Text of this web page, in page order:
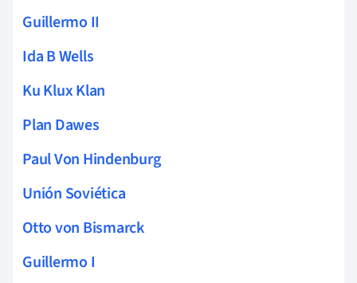
Guillermo II
Ida B Wells
Ku Klux Klan
Plan Dawes
Paul Von Hindenburg
Unión Soviética
Otto von Bismarck
Guillermo I